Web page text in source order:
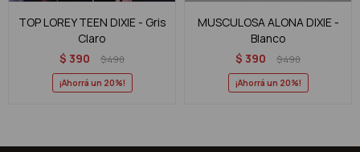
TOP LOREY TEEN DIXIE - Gris
Claro
$ 390 $490
20
MUSCULOSA ALONA DIXIE -
Blanco
$ 390 $490
20